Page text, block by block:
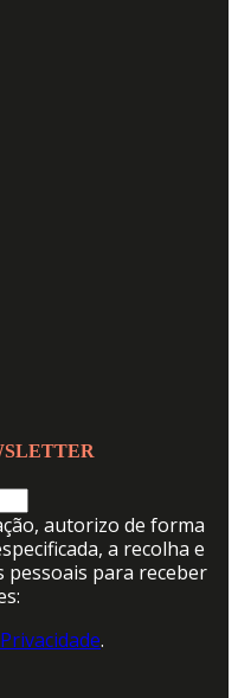
autorizo de forma
a recolha e
para receber
.